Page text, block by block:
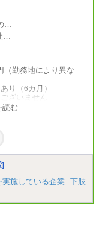
…
…
（勤務地により異な
り（6カ月）
ざいません
（勤務地により異な
り（6か月）
む
]
施している企業
下肢